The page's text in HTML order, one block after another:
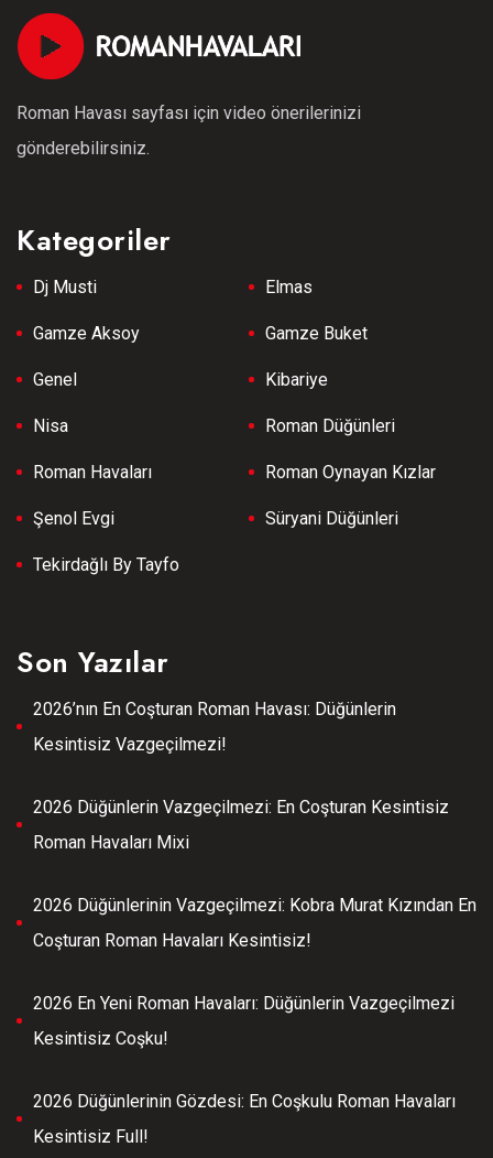
Roman Havası sayfası için video önerilerinizi
gönderebilirsiniz.
Kategoriler
Dj Musti Elmas
Gamze Aksoy Gamze Buket
Genel Kibariye
Nisa Roman Düğünleri
Roman Havaları Roman Oynayan Kızlar
Şenol Evgi Süryani Düğünleri
Tekirdağlı By Tayfo
Son Yazılar
2026’nın En Coşturan Roman Havası: Düğünlerin
Kesintisiz Vazgeçilmezi!
2026 Düğünlerin Vazgeçilmezi: En Coşturan Kesintisiz
Roman Havaları Mixi
2026 Düğünlerinin Vazgeçilmezi: Kobra Murat Kızından En
Coşturan Roman Havaları Kesintisiz!
2026 En Yeni Roman Havaları: Düğünlerin Vazgeçilmezi
Kesintisiz Coşku!
2026 Düğünlerinin Gözdesi: En Coşkulu Roman Havaları
Kesintisiz Full!